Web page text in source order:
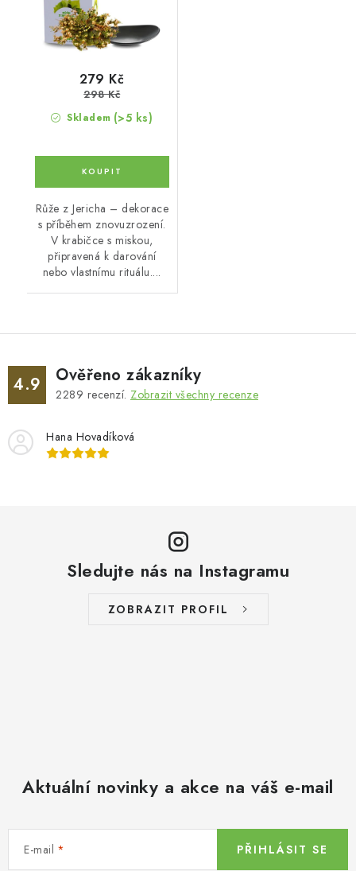
Skladem (>5 ks)
279 Kč
298 Kč
Růže z Jericha – dekorace
s příběhem znovuzrození.
V krabičce s miskou,
připravená k darování
nebo vlastnímu rituálu....
4.9 Ověřeno zákazníky
2289 recenzí. Zobrazit všechny recenze
Hana Hovadíková
Sledujte nás na Instagramu
ZOBRAZIT PROFIL
Aktuální novinky a akce na váš e-mail
E-mail PŘIHLÁSIT SE